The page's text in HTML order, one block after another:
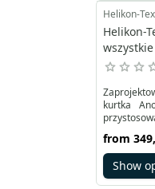
Helikon-
Helikon-
kurtka
Obniżona
Zamek z
from
Show